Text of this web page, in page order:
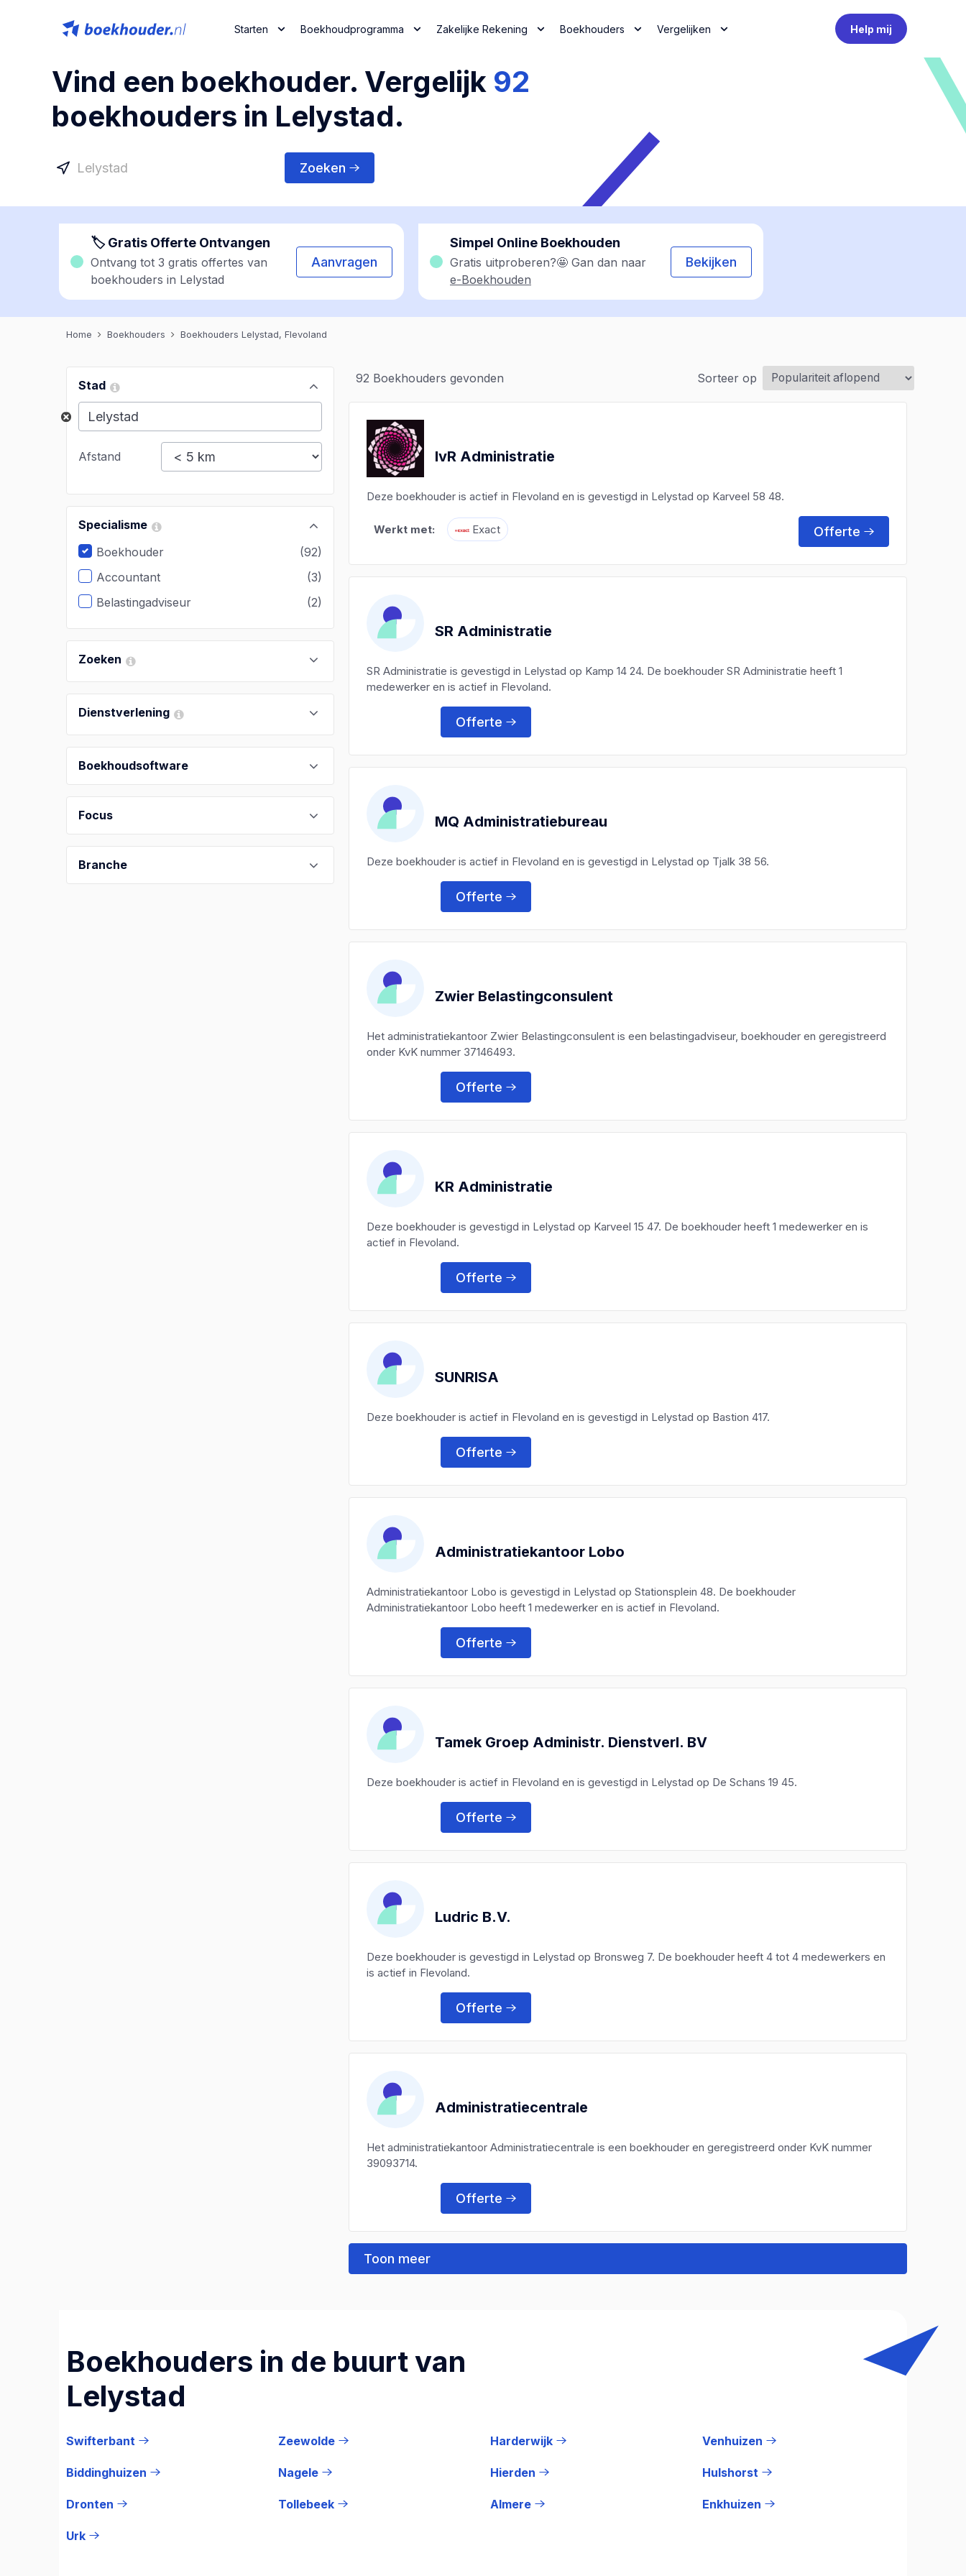
Starten Boekhoudprogramma Zakelijke Rekening Boekhouders Vergelijken Help mij
Vind een boekhouder. Vergelijk 92
boekhouders in Lelystad.
Zoeken
🏷 Gratis Offerte Ontvangen
Ontvang tot 3 gratis offertes van
boekhouders in Lelystad
Aanvragen
Simpel Online Boekhouden
Gratis uitproberen?🤩 Gan dan naar
e-Boekhouden
Bekijken
Home Boekhouders Boekhouders Lelystad, Flevoland
Stad
Afstand
Specialisme
Boekhouder
(92)
Accountant
(3)
Belastingadviseur
(2)
Zoeken
Dienstverlening
Boekhoudsoftware
Focus
Branche
92 Boekhouders gevonden Sorteer op
IvR Administratie
Deze boekhouder is actief in Flevoland en is gevestigd in Lelystad op Karveel 58 48.
Werkt met: Exact Offerte
SR Administratie
SR Administratie is gevestigd in Lelystad op Kamp 14 24. De boekhouder SR Administratie heeft 1
medewerker en is actief in Flevoland.
Offerte
MQ Administratiebureau
Deze boekhouder is actief in Flevoland en is gevestigd in Lelystad op Tjalk 38 56.
Offerte
Zwier Belastingconsulent
Het administratiekantoor Zwier Belastingconsulent is een belastingadviseur, boekhouder en geregistreerd
onder KvK nummer 37146493.
Offerte
KR Administratie
Deze boekhouder is gevestigd in Lelystad op Karveel 15 47. De boekhouder heeft 1 medewerker en is
actief in Flevoland.
Offerte
SUNRISA
Deze boekhouder is actief in Flevoland en is gevestigd in Lelystad op Bastion 417.
Offerte
Administratiekantoor Lobo
Administratiekantoor Lobo is gevestigd in Lelystad op Stationsplein 48. De boekhouder
Administratiekantoor Lobo heeft 1 medewerker en is actief in Flevoland.
Offerte
Tamek Groep Administr. Dienstverl. BV
Deze boekhouder is actief in Flevoland en is gevestigd in Lelystad op De Schans 19 45.
Offerte
Ludric B.V.
Deze boekhouder is gevestigd in Lelystad op Bronsweg 7. De boekhouder heeft 4 tot 4 medewerkers en
is actief in Flevoland.
Offerte
Administratiecentrale
Het administratiekantoor Administratiecentrale is een boekhouder en geregistreerd onder KvK nummer
39093714.
Offerte
Toon meer
Boekhouders in de buurt van
Lelystad
Swifterbant
Biddinghuizen
Dronten
Urk
Zeewolde
Nagele
Tollebeek
Harderwijk
Hierden
Almere
Venhuizen
Hulshorst
Enkhuizen